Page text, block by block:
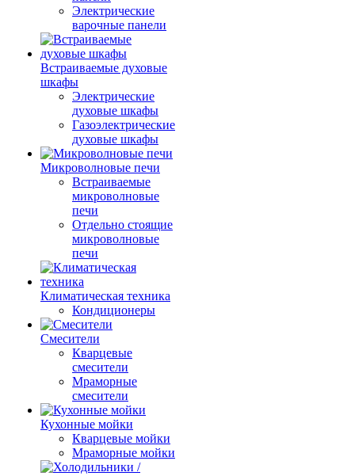
Электрические
варочные панели
Встраиваемые духовые
шкафы
Электрические
духовые шкафы
Газоэлектрические
духовые шкафы
Микроволновые печи
Встраиваемые
микроволновые
печи
Отдельно стоящие
микроволновые
печи
Климатическая техника
Кондиционеры
Смесители
Кварцевые
смесители
Мраморные
смесители
Кухонные мойки
Кварцевые мойки
Мраморные мойки